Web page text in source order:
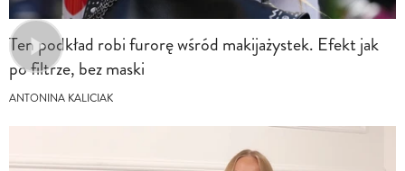
Ten podkład robi furorę wśród makijażystek. Efekt jak
po filtrze, bez maski
ANTONINA KALICIAK